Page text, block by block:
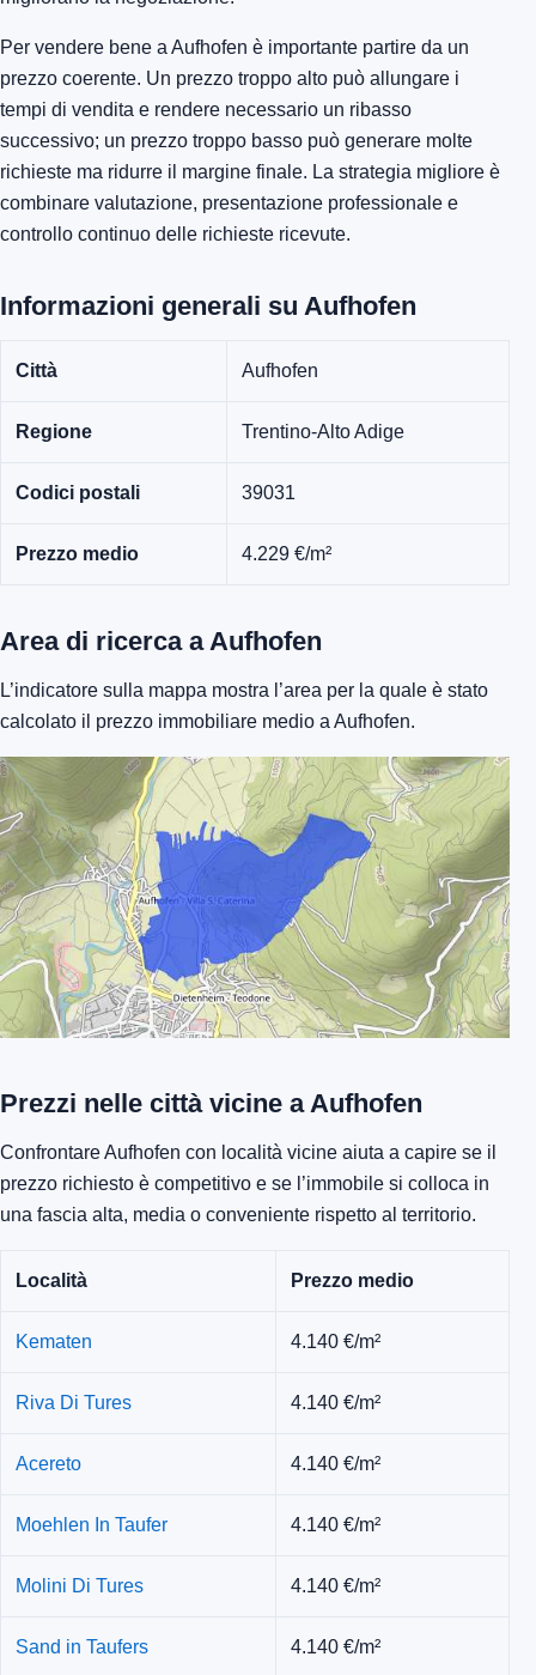
Per vendere bene a Aufhofen è importante partire da un
prezzo coerente. Un prezzo troppo alto può allungare i
tempi di vendita e rendere necessario un ribasso
successivo; un prezzo troppo basso può generare molte
richieste ma ridurre il margine finale. La strategia migliore è
combinare valutazione, presentazione professionale e
controllo continuo delle richieste ricevute.
Informazioni generali su Aufhofen
Città Aufhofen
Regione Trentino-Alto Adige
Codici postali 39031
Prezzo medio 4.229 €/m²
Area di ricerca a Aufhofen
L’indicatore sulla mappa mostra l’area per la quale è stato
calcolato il prezzo immobiliare medio a Aufhofen.
Prezzi nelle città vicine a Aufhofen
Confrontare Aufhofen con località vicine aiuta a capire se il
prezzo richiesto è competitivo e se l’immobile si colloca in
una fascia alta, media o conveniente rispetto al territorio.
Località Prezzo medio
Kematen 4.140 €/m²
Riva Di Tures 4.140 €/m²
Acereto 4.140 €/m²
Moehlen In Taufer 4.140 €/m²
Molini Di Tures 4.140 €/m²
Sand in Taufers 4.140 €/m²